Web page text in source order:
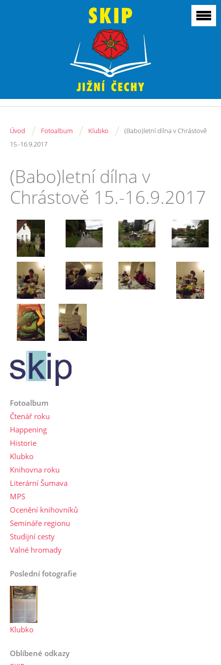
Úvod / Fotoalbum / Klubko /
(Babo)letní dílna v Chrástově
15.-16.9.2017
(Babo)letní dílna v
Chrástově 15.-16.9.2017
Fotoalbum
Čtenář roku
Happening
Historie
Klubko
Knihovna roku
Literární Šumava
MPS
Ocenění knihovníků
Semináře regionu
Studijní cesty
Valné hromady
Poslední fotografie
Klubko
Oblíbené odkazy